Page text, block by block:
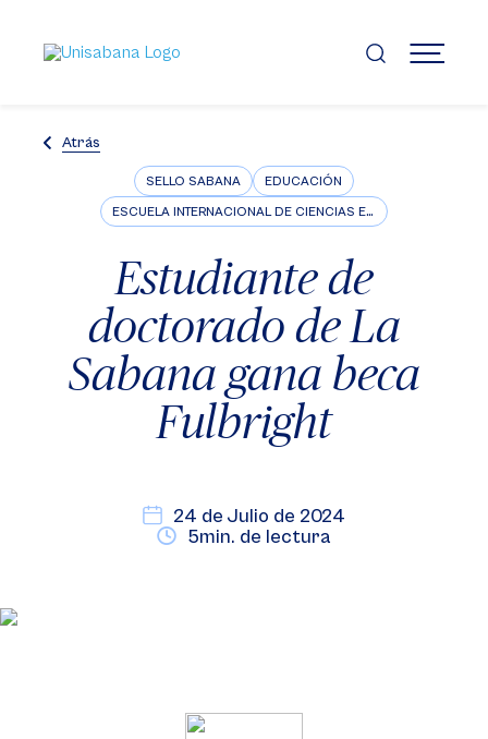
contenido
principal
MENÚ
Atrás
SELLO SABANA EDUCACIÓN
ESCUELA INTERNACIONAL DE CIENCIAS ECONÓMICAS Y ADMINISTRATIVAS
Estudiante de
doctorado de La
Sabana gana beca
Fulbright
24 de Julio de 2024
5min. de lectura